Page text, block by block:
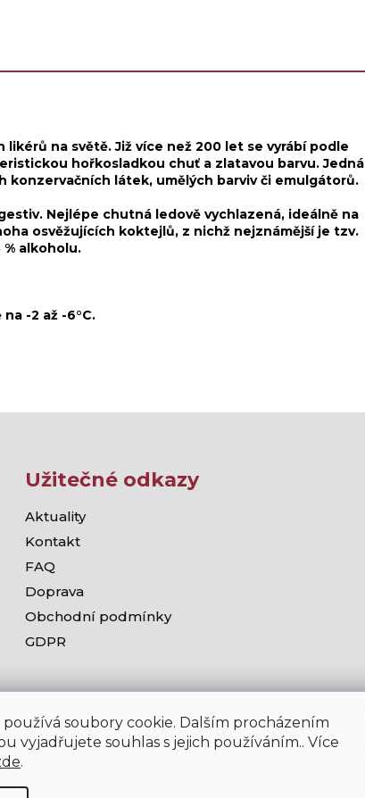
soubory cookie. Dalším procházením
vyjadřujete souhlas s jejich používáním.. Více
.
na světě. Již více než 200 let se vyrábí podle
hořkosladkou chuť a zlatavou barvu. Jedná
konzervačních látek, umělých barviv či emulgátorů.
Nejlépe chutná ledově vychlazená, ideálně na
osvěžujících koktejlů, z nichž nejznámější je tzv.
alkoholu.
-2 až -6°C.
Užitečné odkazy
Aktuality
Kontakt
FAQ
Doprava
Obchodní podmínky
GDPR